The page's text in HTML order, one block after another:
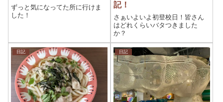
ずっと気になってた所に行けま
した！
記！
さぁいよいよ初登校日！皆さん
はどれくらいバタつきました
か？
日記 日記